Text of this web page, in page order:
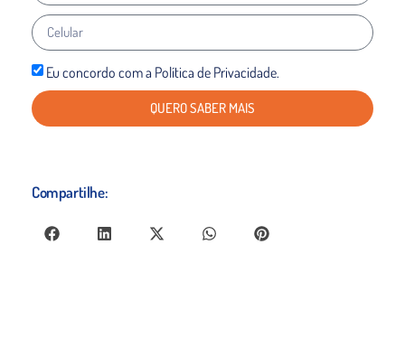
Eu concordo com a Política de Privacidade.
QUERO SABER MAIS
Compartilhe: